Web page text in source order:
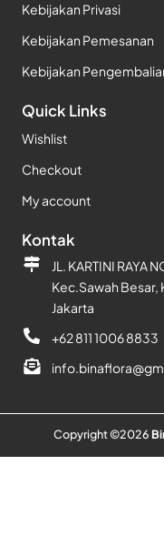
Kebijakan Privasi
Kebijakan Pemesanan
Kebijakan
Quick Links
Wishlist
Checkout
My account
Kontak
JL. KARTINI RAYA
Kec.Sawah Besar,
Jakarta
+62 811 1006 8833
Copyright ©2026